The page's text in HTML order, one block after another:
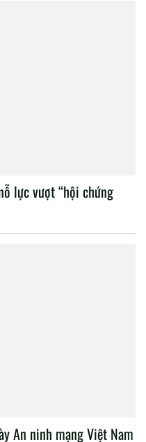
lực vượt “hội chứng
An ninh mạng Việt Nam